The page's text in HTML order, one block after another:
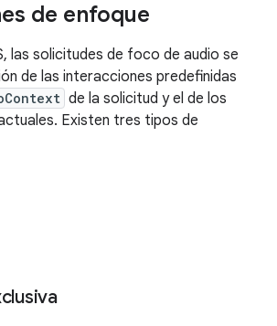
de enfoque
las solicitudes de foco de audio se
de las interacciones predefinidas
de la solicitud y el de los
Existen tres tipos de